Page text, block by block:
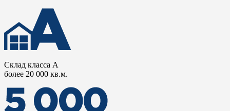
Склад класса А
более 20 000 кв.м.